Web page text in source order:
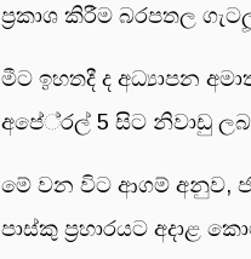
ප‍්‍රකාශ කිරීම බරපතල
මීට ඉහතදී ද අධ්‍යාපන
අපේ‍්‍රල් 5 සිට නිවාඩු
මේ වන විට ආගම් අනුව,
පාස්කු ප‍්‍රහාරයට අදාළ